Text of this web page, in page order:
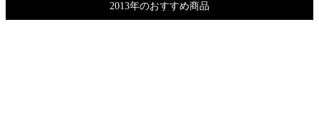
2013年のおすすめ商品